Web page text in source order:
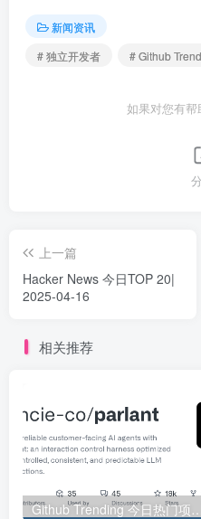
新闻资讯
# 独立开发者
# Github
如果对您有帮
上一篇
Hacker News 今日TOP 20|
2025-04-16
相关推荐
Github Trending 今日